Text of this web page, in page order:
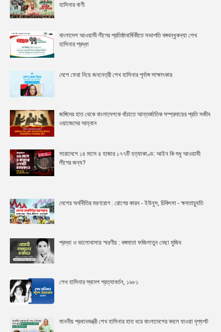
হাসিনার বাণী
বাংলাদেশ আওয়ামী লীগের প্রতিষ্ঠাবার্ষিকীতে সভাপতি বঙ্গবন্ধুকন্যা শেখ
হাসিনার শ্রদ্ধা
দেশে ফেরা নিয়ে জননেত্রী শেখ হাসিনার পূর্নাঙ্গ সাক্ষাৎকার
জঙ্গিদের হাত থেকে বাংলাদেশকে বাঁচাতে আন্তর্জাতিক সম্প্রদায়ের প্রতি সজীব
ওয়াজেদের আহ্বান
সারাদেশে ১৪ মাসে ৪ হাজার ১৭৭টি হত্যাকাণ্ড: আইন কি শুধু আওয়ামী
লীগের জন্য?
দেশের অর্থনীতির মরণরোগ : রোগের কারন - ইউনুস, চিকিৎসা - ক্ষমতাচ্যুতি
শ্রদ্ধা ও ভালোবাসায় স্মরণীয় : বঙ্গমাতা ফজিলাতুন নেছা মুজিব
শেখ হাসিনার স্বদেশ প্রত্যাবর্তন, ১৯৮১
মাননীয় প্রধানমন্ত্রী শেখ হাসিনার হাত ধরে বাংলাদেশের বদলে যাওয়া দৃশ্যপট